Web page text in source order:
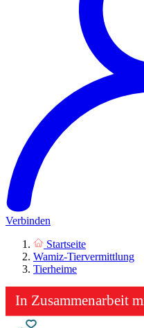
Verbinden
Startseite
Wamiz-Tiervermittlung
Tierheime